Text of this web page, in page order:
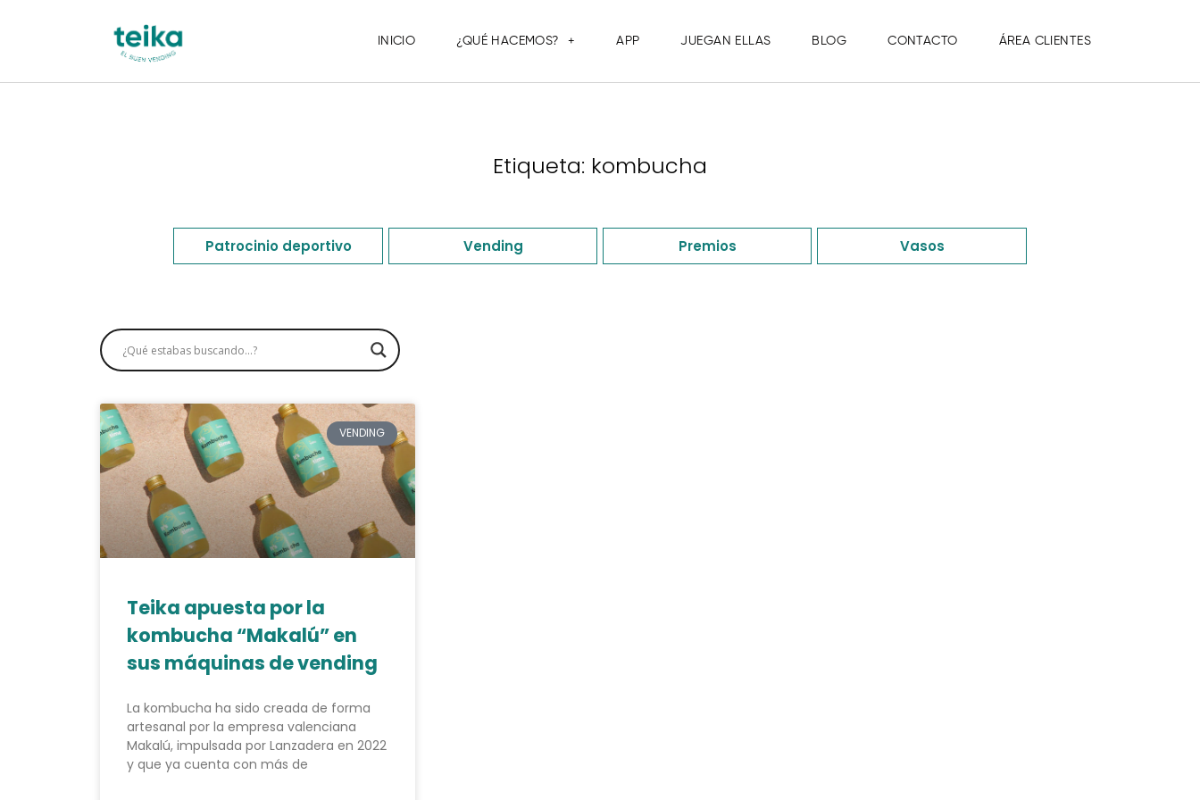
INICIO ¿QUÉ HACEMOS? APP JUEGAN ELLAS BLOG CONTACTO ÁREA CLIENTES
Etiqueta: kombucha
Patrocinio deportivo Vending Premios Vasos
VENDING
Teika apuesta por la
kombucha “Makalú” en
sus máquinas de vending
La kombucha ha sido creada de forma
artesanal por la empresa valenciana
Makalú, impulsada por Lanzadera en 2022
y que ya cuenta con más de